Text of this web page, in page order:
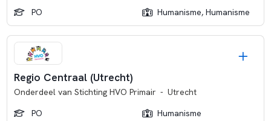
PO
Humanisme, Humanisme
Regio Centraal (Utrecht)
Onderdeel van Stichting HVO Primair - Utrecht
PO
Humanisme